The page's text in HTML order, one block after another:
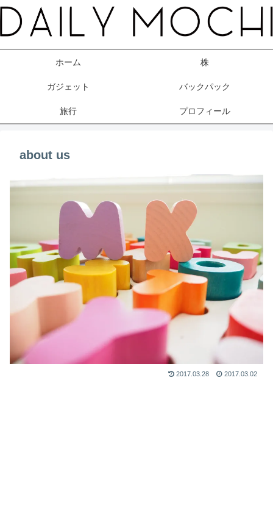
ホーム 株
ガジェット バックパック
旅行 プロフィール
about us
2017.03.28 2017.03.02